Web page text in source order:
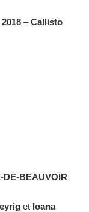
2018 –Callisto
DE-BEAUVOIR
et Ioana